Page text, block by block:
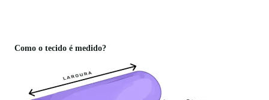
Como o tecido é medido?